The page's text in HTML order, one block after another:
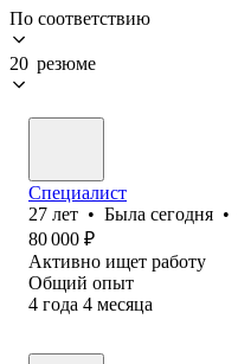
По соответствию
20 резюме
Специалист
27 лет • Была сегодня •
80 000 ₽
Активно ищет работу
Общий опыт
4 года 4 месяца